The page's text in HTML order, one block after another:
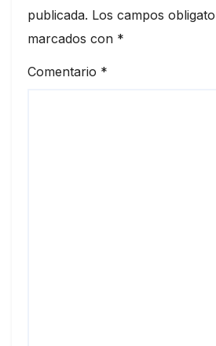
publicada. Los campos
marcados con *
Comentario *